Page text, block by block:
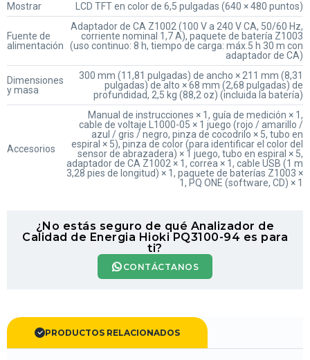
Mostrar
LCD TFT en color de 6,5 pulgadas (640 × 480 puntos)
Fuente de
alimentación
Adaptador de CA Z1002 (100 V a 240 V CA, 50/60 Hz,
corriente nominal 1,7 A), paquete de batería Z1003
(uso continuo: 8 h, tiempo de carga: máx.5 h 30 m con
adaptador de CA)
Dimensiones
y masa
300 mm (11,81 pulgadas) de ancho × 211 mm (8,31
pulgadas) de alto × 68 mm (2,68 pulgadas) de
profundidad, 2,5 kg (88,2 oz) (incluida la batería)
Accesorios
Manual de instrucciones × 1, guía de medición × 1,
cable de voltaje L1000-05 × 1 juego (rojo / amarillo /
azul / gris / negro, pinza de cocodrilo × 5, tubo en
espiral × 5), pinza de color (para identificar el color del
sensor de abrazadera) × 1 juego, tubo en espiral × 5,
adaptador de CA Z1002 × 1, correa × 1, cable USB (1 m
3,28 pies de longitud) × 1, paquete de baterías Z1003 ×
1, PQ ONE (software, CD) × 1
¿No estás seguro de qué Analizador de
Calidad de Energia Hioki PQ3100-94 es para
ti?
CONTÁCTANOS
PRODUCTOS RELACIONADOS